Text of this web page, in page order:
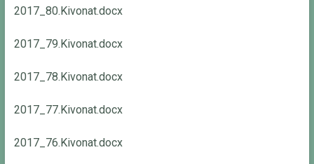
2017_80.Kivonat.docx
2017_79.Kivonat.docx
2017_78.Kivonat.docx
2017_77.Kivonat.docx
2017_76.Kivonat.docx